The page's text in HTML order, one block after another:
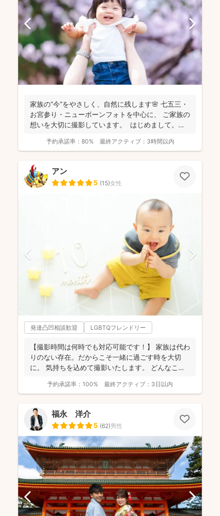
家族の“今”をやさしく、自然に残します🌸 七五三・
お宮参り・ニューボーンフォトを中心に、 ご家族の
想いを大切に撮影しています。 はじめまして。
予約承諾率： 80% 最終アクティブ： 3時間以内
アン
5 (15)女性
発達凸凹相談歓迎 LGBTQフレンドリー
【撮影時間は何時でも対応可能です！】 家族は代わ
りのない存在。だからこそ一緒に過ごす時を大切
に。 気持ちを込めて撮影いたします。 どんなこと
予約承諾率： 100% 最終アクティブ： 3日以内
福永 洋介
5 (62)男性